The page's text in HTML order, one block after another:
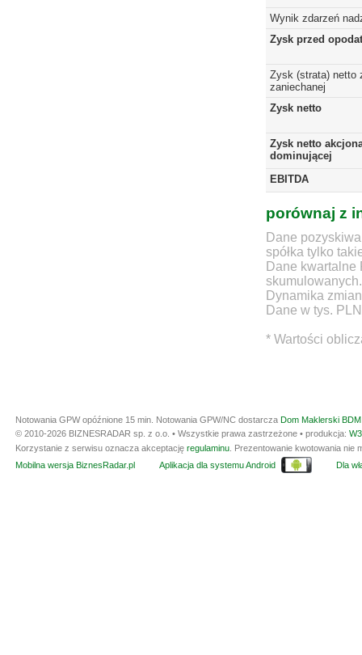
Wynik zdarzeń
Zysk przed
Zysk (strata) netto
zaniechanej
Zysk netto
Zysk netto
dominującej
EBITDA
porównaj z
Dane
spółka tylko
Dane
skumulowanych.
Dynamika
Dane w tys. PLN
* Wartości
Notowania GPW opóźnione 15 min. Notowania GPW/NC dostarcza Dom Maklerski
© 2010-2026 BIZNESRADAR sp. z o.o. • Wszystkie prawa zastrzeżone • produkcja:
Korzystanie z serwisu oznacza akceptację regulaminu . Prezentowanie kwotowania
Mobilna wersja BiznesRadar.pl
Aplikacja dla systemu Android Dla